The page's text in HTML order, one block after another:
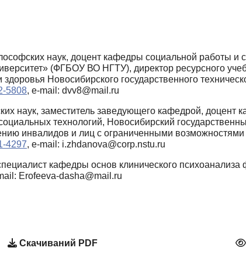
наук, доцент кафедры социальной работы
(ФГБОУ ВО НГТУ), директор ресурсного
Новосибирского государственного
5808, e-mail: dvv8@mail.ru
наук, заместитель заведующего кафедрой,
технологий, Новосибирский
инвалидов и лиц с ограниченными
4297, e-mail: i.zhdanova@corp.nstu.ru
кафедры основ клинического психоанализа
Erofeeva-dasha@mail.ru
Скачиваний PDF